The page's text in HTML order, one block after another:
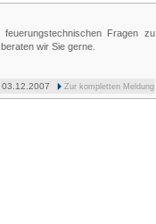
Fragen zu
wir Sie gerne.
Zur kompletten Meldung
03.12.2007